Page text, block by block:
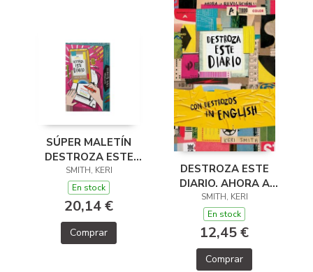
SÚPER MALETÍN
DESTROZA ESTE
DIARIO. AHORA A
TODO COLOR
SMITH, KERI
En stock
20,14 €
Comprar
DESTROZA ESTE
DIARIO. AHORA A
TODO COLOR Y CON
DESTROZOS IN
ENGLISH
SMITH, KERI
En stock
12,45 €
Comprar